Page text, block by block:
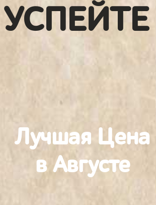
Лучшая Цена
в Августе